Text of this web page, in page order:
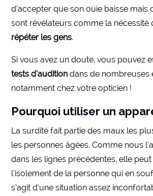
d’accepter que son ouïe baisse mais
sont révélateurs comme la nécessité
répéter les gens.
Si vous avez un doute, vous pouvez
tests d’audition dans de nombreuses
notamment chez votre opticien !
Pourquoi utiliser un
La surdité fait partie des maux les
les personnes âgées. Comme nous
dans les lignes précédentes, elle
l’isolement de la personne qui en
s’agit d’une situation assez